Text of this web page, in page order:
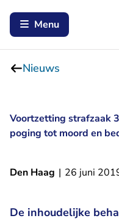
Menu
Nieuws
Voortzetting strafzaak
poging tot moord en
Den Haag | 26 juni
De inhoudelijke